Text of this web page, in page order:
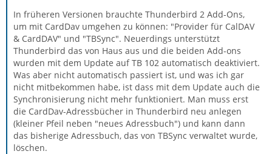
In früheren Versionen brauchte Thunderbird 2 Add-Ons,
um mit CardDav umgehen zu können: "Provider für CalDAV
& CardDAV" und "TBSync". Neuerdings unterstützt
Thunderbird das von Haus aus und die beiden Add-ons
wurden mit dem Update auf TB 102 automatisch deaktiviert.
Was aber nicht automatisch passiert ist, und was ich gar
nicht mitbekommen habe, ist dass mit dem Update auch die
Synchronisierung nicht mehr funktioniert. Man muss erst
die CardDav-Adressbücher in Thunderbird neu anlegen
(kleiner Pfeil neben "neues Adressbuch") und kann dann
das bisherige Adressbuch, das von TBSync verwaltet wurde,
löschen.